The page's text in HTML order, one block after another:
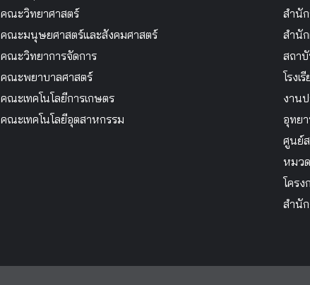
คณะวิทยาศาสตร์
คณะมนุษยศาสตร์และสังคมศาสตร์
คณะวิทยาการจัดการ
คณะพยาบาลศาสตร์
คณะเทคโนโลยีการเกษตร
คณะเทคโนโลยีอุตสาหกรรม
สำนัก
สำนั
สถา
โรงเ
งาน
อุทย
ศูนย์
หมว
โคร
สำนั